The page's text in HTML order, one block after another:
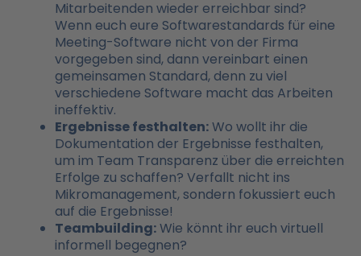
Mitarbeitenden wieder erreichbar sind?
Wenn euch eure Softwarestandards für eine
Meeting-Software nicht von der Firma
vorgegeben sind, dann vereinbart einen
gemeinsamen Standard, denn zu viel
verschiedene Software macht das Arbeiten
ineffektiv.
Ergebnisse festhalten:Wo wollt ihr die
Dokumentation der Ergebnisse festhalten,
um im Team Transparenz über die erreichten
Erfolge zu schaffen? Verfallt nicht ins
Mikromanagement, sondern fokussiert euch
auf die Ergebnisse!
Teambuilding:Wie könnt ihr euch virtuell
informell begegnen?